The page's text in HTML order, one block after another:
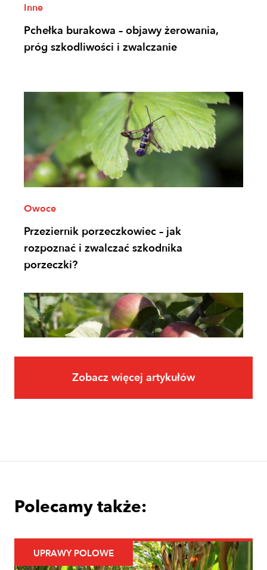
Inne
Pchełka burakowa – objawy żerowania,
próg szkodliwości i zwalczanie
Owoce
Przeziernik porzeczkowiec – jak
rozpoznać i zwalczać szkodnika
porzeczki?
Zobacz więcej artykułów
Polecamy także:
UPRAWY POLOWE